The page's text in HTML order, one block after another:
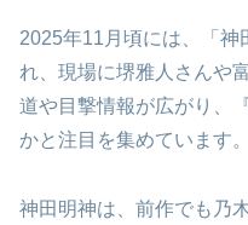
2025年11月頃には、「神
れ、現場に堺雅人さんや
道や目撃情報が広がり、
かと注目を集めています。
神田明神は、前作でも乃